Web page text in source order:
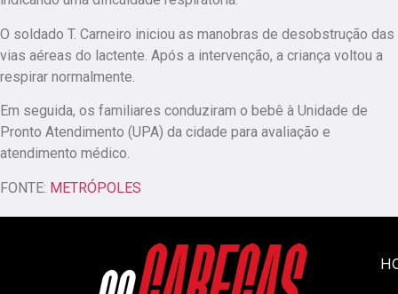
O soldado T. Carneiro iniciou as manobras de desobstrução das
vias aéreas do lactente. Após a intervenção, a criança voltou a
respirar normalmente.
Em seguida, os familiares conduziram o bebê à Unidade de
Pronto Atendimento (UPA) da cidade para avaliação e
atendimento médico.
FONTE: METRÓPOLES